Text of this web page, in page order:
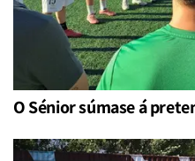
O Sénior súmase á